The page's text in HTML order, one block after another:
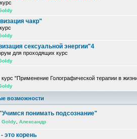
чакр"
сексуальной энергии"4
для проходящих курс
"Применение Голографической терапии в
возможности
понимать подсознание"
Goldy Александр
это корень